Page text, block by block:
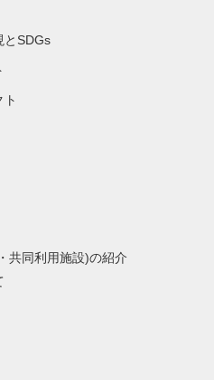
とSDGs
共同利用施設)の紹介